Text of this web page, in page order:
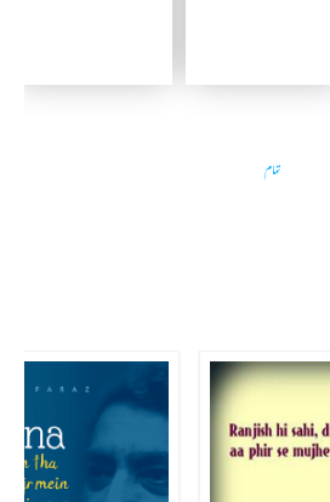
تمام